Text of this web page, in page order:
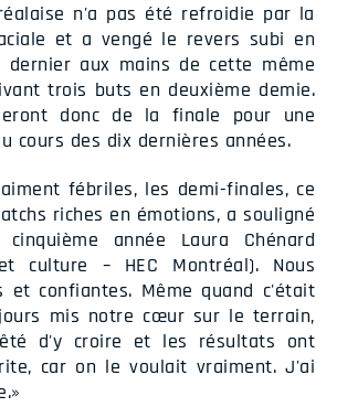
n'a pas été refroidie par la
et a vengé le revers subi en
dernier aux mains de cette même
trois buts en deuxième demie.
donc de la finale pour une
cours des dix dernières années.
fébriles, les demi-finales, ce
riches en émotions, a souligné
année Laura Chénard
culture – HEC Montréal). Nous
et confiantes. Même quand c'était
mis notre cœur sur le terrain,
d'y croire et les résultats ont
car on le voulait vraiment. J'ai